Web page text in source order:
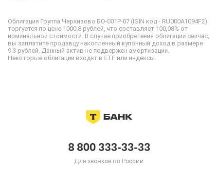
Облигация Группа Черкизово БО-001Р-07 (ISIN код - RU000A1094F2)
торгуется по цене 1000.8 рублей, что составляет 100,08% от
номинальной стоимости. В случае приобретения облигации сейчас,
вы заплатите продавцу накопленный купонный доход в размере
Некоторые облигации входят в ETF или индексы.
8 800 333-33-33
Для звонков по России